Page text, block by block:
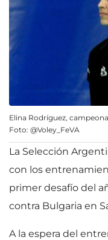
Elina Rodríguez,
Foto: @Voley_FeVA
La Selección
con los
primer desafío del
contra Bulgaria en
A la espera del